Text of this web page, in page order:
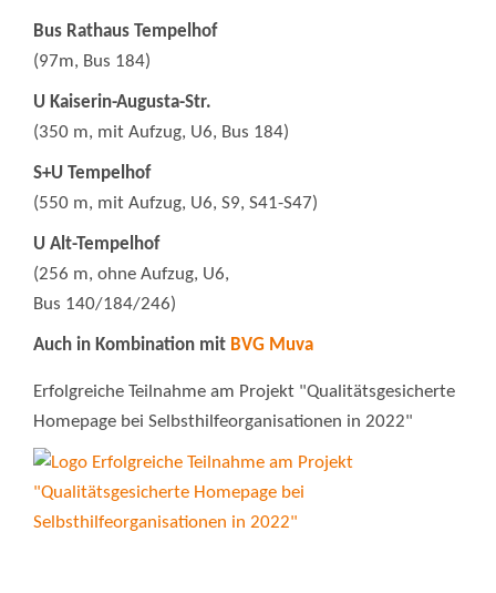
Bus Rathaus Tempelhof
(97m, Bus 184)
U Kaiserin-Augusta-Str.
(350 m, mit Aufzug, U6, Bus 184)
S+U Tempelhof
(550 m, mit Aufzug, U6, S9, S41-S47)
U Alt-Tempelhof
(256 m, ohne Aufzug, U6,
Bus 140/184/246)
Auch in Kombination mit BVG Muva
Erfolgreiche Teilnahme am Projekt "Qualitätsgesicherte
Homepage bei Selbsthilfeorganisationen in 2022"